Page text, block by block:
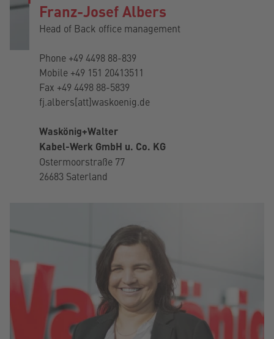
Franz-Josef Albers
Head of Back office management
Phone +49 4498 88-839
Mobile +49 151 20413511
Fax +49 4498 88-5839
fj.albers[att]waskoenig.de
Waskönig+Walter
Kabel-Werk GmbH u. Co. KG
Ostermoorstraße 77
26683 Saterland